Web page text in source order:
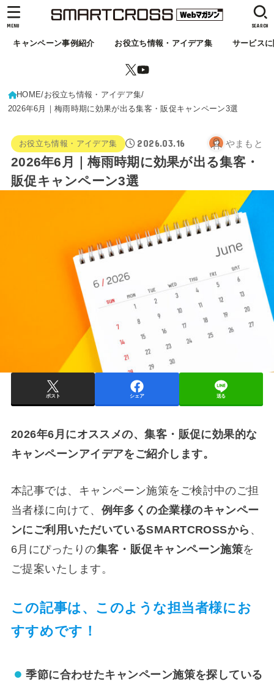
キャンペーン事例紹介 お役立ち情報・アイデア集 サービス
SEARCH
MENU
HOME お役立ち情報・アイデア集
2026年6月｜梅雨時期に効果が出る集客・販促キャンペーン3選
お役立ち情報・アイデア集 2026.03.16 やまもと
2026年6月｜梅雨時期に効果が出る集客・
販促キャンペーン3選
ポスト シェア 送る
2026年6月にオススメの、集客・販促に効果的な
キャンペーンアイデアをご紹介します。
本記事では、キャンペーン施策をご検討中のご担
当者様に向けて、 例年多くの企業様のキャンペー
ンにご利用いただいているSMARTCROSSから 、
6月にぴったりの集客・販促キャンペーン施策を
ご提案いたします。
この記事は、このような担当者様にお
すすめです！
季節に合わせたキャンペーン施策を探している